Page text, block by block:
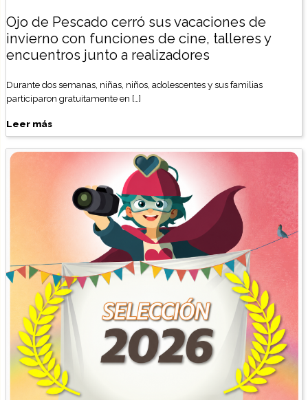
Ojo de Pescado cerró sus vacaciones de
invierno con funciones de cine, talleres y
encuentros junto a realizadores
Durante dos semanas, niñas, niños, adolescentes y sus familias
participaron gratuitamente en […]
Leer más